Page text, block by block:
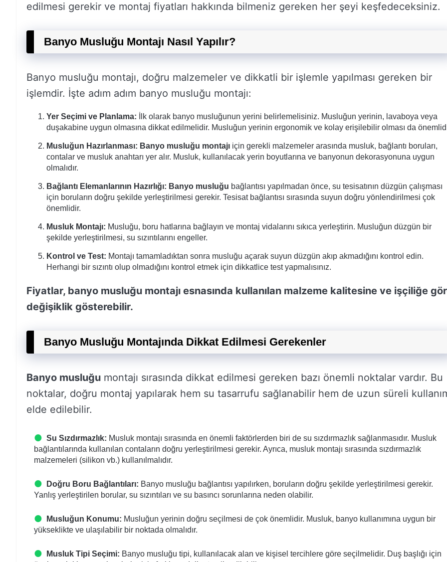
edilmesi gerekir ve montaj fiyatları hakkında bilmeniz gereken her şeyi keşfedeceksiniz.
Banyo Musluğu Montajı Nasıl Yapılır?
Banyo musluğu montajı, doğru malzemeler ve dikkatli bir işlemle yapılması gereken bir
işlemdir. İşte adım adım banyo musluğu montajı:
Yer Seçimi ve Planlama: İlk olarak banyo musluğunun yerini belirlemelisiniz. Musluğun yerinin, lavaboya veya
duşakabine uygun olmasına dikkat edilmelidir. Musluğun yerinin ergonomik ve kolay erişilebilir olması da
Musluğun Hazırlanması: Banyo musluğu montajı için gerekli malzemeler arasında musluk, bağlantı boruları,
contalar ve musluk anahtarı yer alır. Musluk, kullanılacak yerin boyutlarına ve banyonun dekorasyonuna uygun
olmalıdır.
Bağlantı Elemanlarının Hazırlığı: Banyo musluğu bağlantısı yapılmadan önce, su tesisatının düzgün çalışması
için boruların doğru şekilde yerleştirilmesi gerekir. Tesisat bağlantısı sırasında suyun doğru yönlendirilmesi çok
önemlidir.
Musluk Montajı: Musluğu, boru hatlarına bağlayın ve montaj vidalarını sıkıca yerleştirin. Musluğun düzgün bir
şekilde yerleştirilmesi, su sızıntılarını engeller.
Kontrol ve Test: Montajı tamamladıktan sonra musluğu açarak suyun düzgün akıp akmadığını kontrol edin.
Herhangi bir sızıntı olup olmadığını kontrol etmek için dikkatlice test yapmalısınız.
Fiyatlar, banyo musluğu montajı esnasında kullanılan malzeme kalitesine ve işçiliğe
değişiklik gösterebilir.
Banyo Musluğu Montajında Dikkat Edilmesi Gerekenler
Banyo musluğu montajı sırasında dikkat edilmesi gereken bazı önemli noktalar vardır. Bu
noktalar, doğru montaj yapılarak hem su tasarrufu sağlanabilir hem de uzun süreli
elde edilebilir.
Su Sızdırmazlık: Musluk montajı sırasında en önemli faktörlerden biri de su sızdırmazlık sağlanmasıdır. Musluk
bağlantılarında kullanılan contaların doğru yerleştirilmesi gerekir. Ayrıca, musluk montajı sırasında sızdırmazlık
malzemeleri (silikon vb.) kullanılmalıdır.
Doğru Boru Bağlantıları: Banyo musluğu bağlantısı yapılırken, boruların doğru şekilde yerleştirilmesi gerekir.
Yanlış yerleştirilen borular, su sızıntıları ve su basıncı sorunlarına neden olabilir.
Musluğun Konumu: Musluğun yerinin doğru seçilmesi de çok önemlidir. Musluk, banyo kullanımına uygun bir
yükseklikte ve ulaşılabilir bir noktada olmalıdır.
Musluk Tipi Seçimi: Banyo musluğu tipi, kullanılacak alan ve kişisel tercihlere göre seçilmelidir. Duş başlığı için